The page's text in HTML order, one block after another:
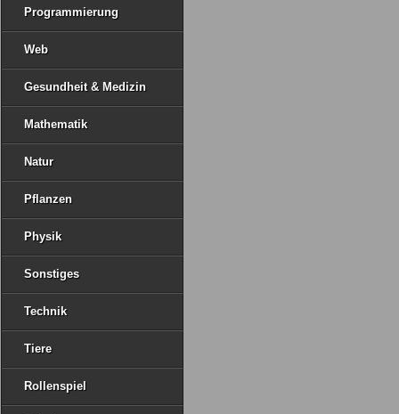
Programmierung
Web
Gesundheit & Medizin
Mathematik
Natur
Pflanzen
Physik
Sonstiges
Technik
Tiere
Rollenspiel